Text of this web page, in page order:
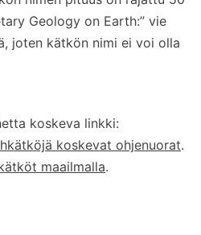
Geology on Earth:” vie
joten kätkön nimi ei voi olla
koskeva linkki:
koskevat ohjenuorat.
maailmalla.